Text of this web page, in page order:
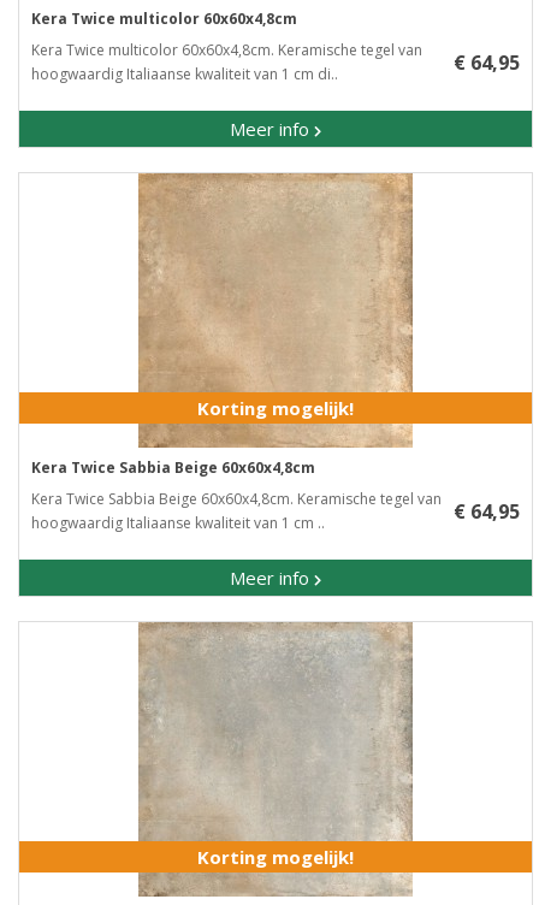
Kera Twice multicolor 60x60x4,8cm
Kera Twice multicolor 60x60x4,8cm. Keramische tegel van
hoogwaardig Italiaanse kwaliteit van 1 cm di..
Meer info
€ 64,95
Korting mogelijk!
Kera Twice Sabbia Beige 60x60x4,8cm
Kera Twice Sabbia Beige 60x60x4,8cm. Keramische tegel van
hoogwaardig Italiaanse kwaliteit van 1 cm ..
Meer info
€ 64,95
Korting mogelijk!